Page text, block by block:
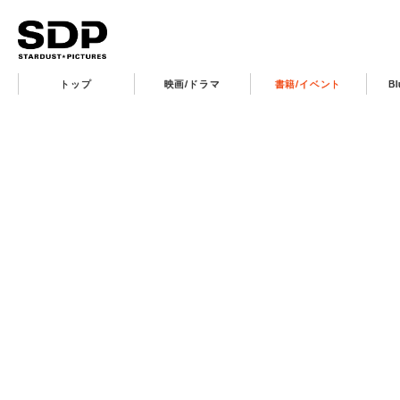
トップ 映画/ドラマ 書籍/イベント